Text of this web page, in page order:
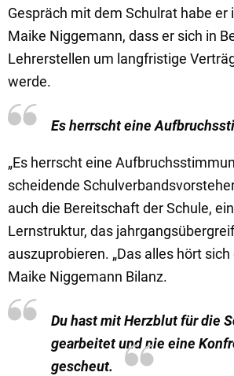
Gespräch mit dem Schulrat habe er
Maike Niggemann, dass er sich in
Lehrerstellen um langfristige
werde.
Es herrscht eine
„Es herrscht eine
scheidende
auch die Bereitschaft der Schule,
Lernstruktur, das
auszuprobieren. „Das alles hört sich
Maike Niggemann Bilanz.
Du hast mit Herzblut für die
gearbeitet und nie eine
gescheut.